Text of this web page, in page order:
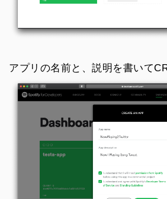
アプリの名前と、説明を書いて